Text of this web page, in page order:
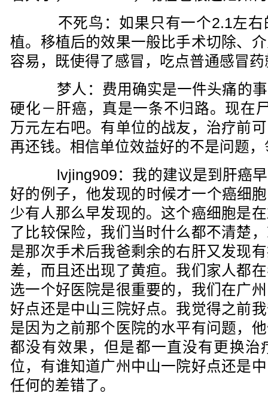
不死鸟：如果只有一个2.1左右
植。移植后的效果一般比手术切除、
容易，既使得了感冒，吃点普通感冒
梦人：费用确实是一件头痛的事
硬化－肝癌，真是一条不归路。现在
万元左右吧。有单位的战友，治疗前
再还钱。相信单位效益好的不是问题
lvjing909：我的建议是到肝癌早
好的例子，他发现的时候才一个癌细
少有人那么早发现的。这个癌细胞是
了比较保险，我们当时什么都不清楚
是那次手术后我爸剩余的右肝又发现
差，而且还出现了黄疸。我们家人都
选一个好医院是很重要的，我们在广
好点还是中山三院好点。我觉得之前
是因为之前那个医院的水平有问题，
都没有效果，但是都一直没有更换治
位，有谁知道广州中山一院好点还是
任何的差错了。